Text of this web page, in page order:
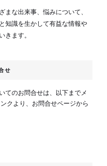
まな出来事、悩みについて、
知識を生かして有益な情報や
きます。
せ
てのお問合せは、以下までメ
クより、お問合せページから